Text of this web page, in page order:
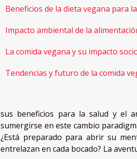
Beneficios de la dieta vegana para
Impacto ambiental de la
La comida vegana y su impacto
Tendencias y futuro de la comida
sus beneficios para la salud y el
sumergirse en este cambio
¿Está preparado para abrir su
entrelazan en cada bocado? La